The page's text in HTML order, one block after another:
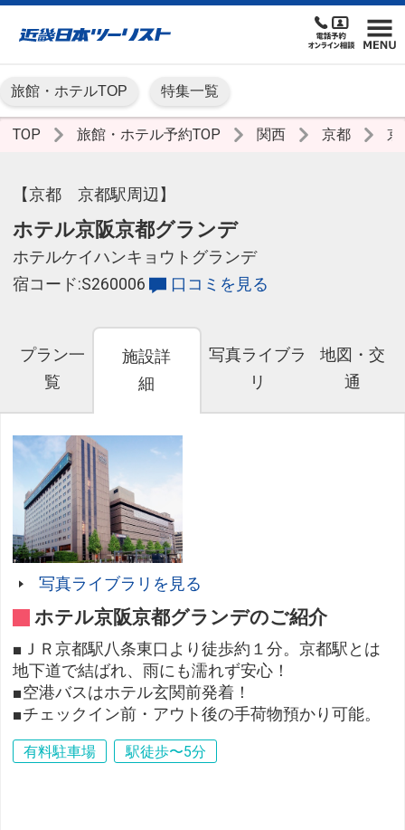
旅館・ホテルTOP 特集一覧
TOP 旅館・ホテル予約TOP 関西 京都 京
【京都 京都駅周辺】
ホテル京阪京都グランデ
ホテルケイハンキョウトグランデ
宿コード:S260006
口コミを見る
プラン一
覧
施設詳
細
写真ライブラ
リ
地図・交
通
写真ライブラリを見る
ホテル京阪京都グランデのご紹介
■ＪＲ京都駅八条東口より徒歩約１分。京都駅とは
地下道で結ばれ、雨にも濡れず安心！
■空港バスはホテル玄関前発着！
■チェックイン前・アウト後の手荷物預かり可能。
有料駐車場 駅徒歩〜5分